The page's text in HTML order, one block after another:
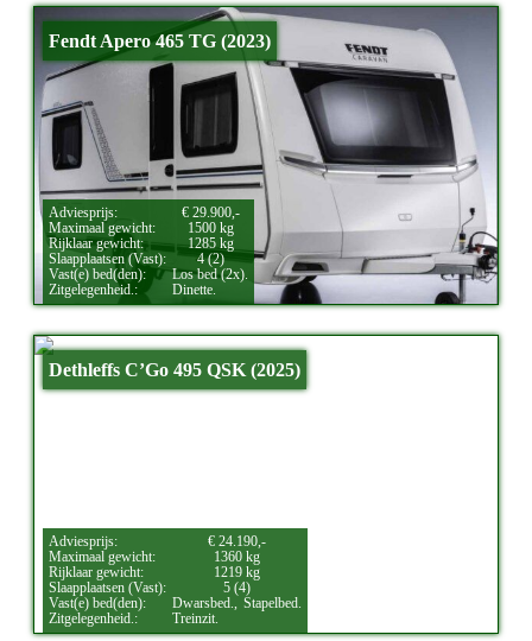
Fendt Apero 465 TG (2023)
Adviesprijs:
€ 29.900,-
Maximaal gewicht:
1500 kg
Rijklaar gewicht:
1285 kg
Slaapplaatsen (Vast):
4 (2)
Vast(e) bed(den):
Los bed (2x).
Zitgelegenheid.:
Dinette.
Dethleffs C’Go 495 QSK (2025)
Adviesprijs:
€ 24.190,-
Maximaal gewicht:
1360 kg
Rijklaar gewicht:
1219 kg
Slaapplaatsen (Vast):
5 (4)
Vast(e) bed(den):
Dwarsbed., Stapelbed.
Zitgelegenheid.:
Treinzit.